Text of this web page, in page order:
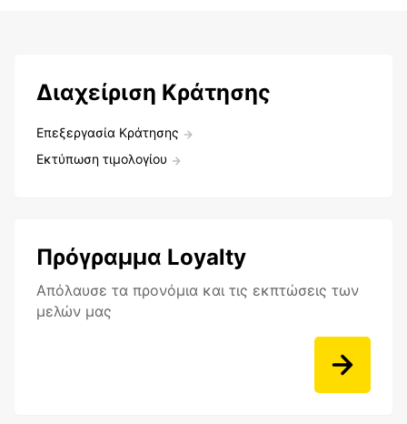
Διαχείριση Κράτησης
Επεξεργασία Κράτησης
Εκτύπωση τιμολογίου
Πρόγραμμα Loyalty
Aπόλαυσε τα προνόμια και τις εκπτώσεις των
μελών μας